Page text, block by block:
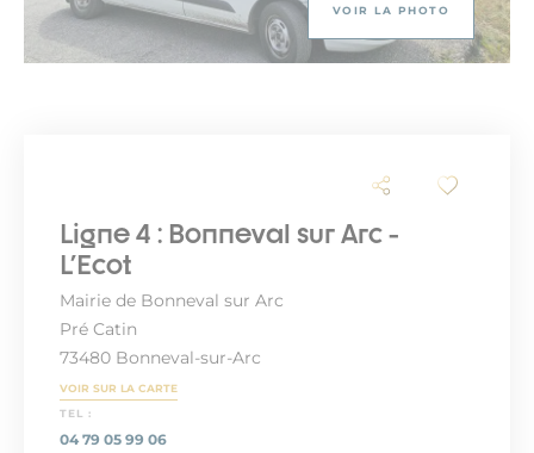
VOIR LA PHOTO
Ligne 4 : Bonneval sur Arc -
L'Ecot
Mairie de Bonneval sur Arc
Pré Catin
73480 Bonneval-sur-Arc
VOIR SUR LA CARTE
TEL :
04 79 05 99 06